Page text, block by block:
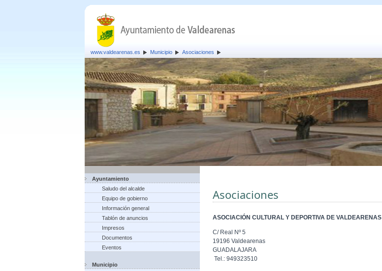
www.valdearenas.es Municipio Asociaciones
Ayuntamiento
Saludo del alcalde
Equipo de gobierno
Información general
Tablón de anuncios
Impresos
Documentos
Eventos
Municipio
Asociaciones
ASOCIACIÓN CULTURAL Y DEPORTIVA DE VALDEARENAS
C/ Real Nº 5
19196 Valdearenas
GUADALAJARA
Tel.: 949323510